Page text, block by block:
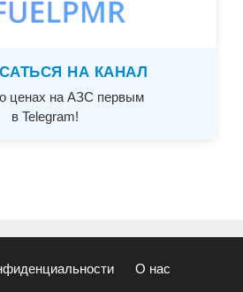
НА КАНАЛ
ценах на АЗС первым
в Telegram!
О нас